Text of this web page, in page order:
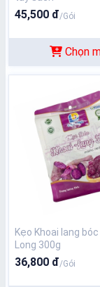
45,500 đ/Gói
Chọn
Kẹo Khoai lang
Long 300g
36,800 đ/Gói